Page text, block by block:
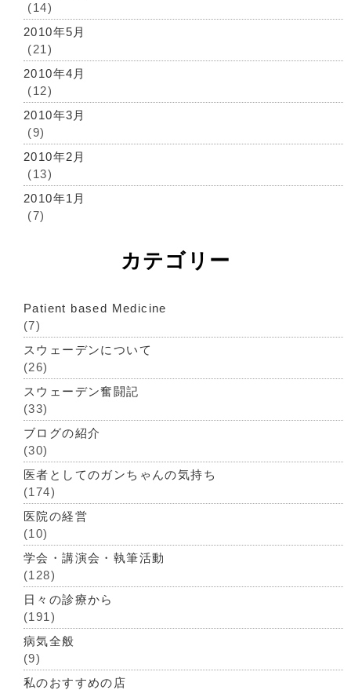
(14)
2010年5月
(21)
2010年4月
(12)
2010年3月
(9)
2010年2月
(13)
2010年1月
(7)
カテゴリー
Patient based Medicine
(7)
スウェーデンについて
(26)
スウェーデン奮闘記
(33)
ブログの紹介
(30)
医者としてのガンちゃんの気持ち
(174)
医院の経営
(10)
学会・講演会・執筆活動
(128)
日々の診療から
(191)
病気全般
(9)
私のおすすめの店